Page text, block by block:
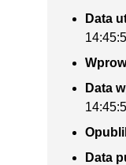
Data
Data
Data